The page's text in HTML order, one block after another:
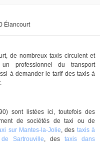
Élancourt
de nombreux taxis circulent et
professionnel du transport
à demander le tarif des taxis à
sont listées ici, toutefois des
de sociétés de taxi ou de
sur Mantes-la-Jolie, des taxis à
Sartrouville, des taxis dans